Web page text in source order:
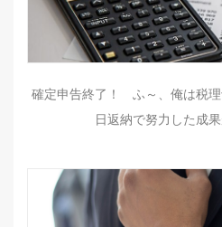
確定申告終了！ ふ～、俺は税
日返納で努力した成